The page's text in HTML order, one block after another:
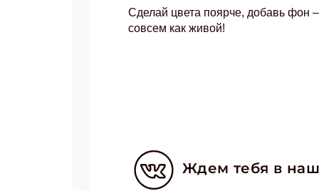
Сделай цвета поярче, добавь фон
совсем как живой!
Ждем тебя в